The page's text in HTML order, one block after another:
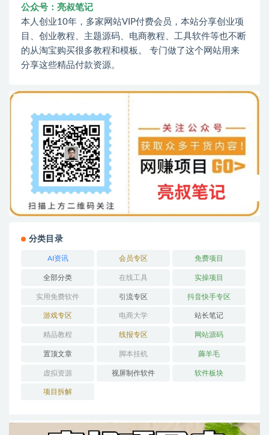
公众号：亮叔笔记
本人创业10年，多家网站VIP付费会员，本站分享创业项
目、创业教程、主题源码、电商教程、工具软件等也不断
的从淘宝购买很多教程和模板。 专门做了这个网站用来
分享这些精品付款资源。
分类目录
AI资讯 会员专区 免费项目
全部分类 在线工具 实操项目
实用免费软件 引流专区 抖音快手专区
游戏专区 电商大学 站长笔记
精品教程 线报专区 网站源码
置顶文章 脚本挂机 薅羊毛
虚拟资源 视屏制作软件 软件板块
项目拆解